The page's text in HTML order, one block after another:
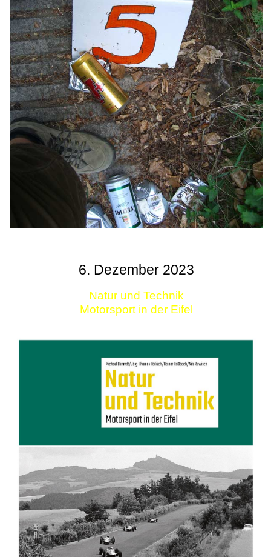
6. Dezember 2023
Natur und Technik
Motorsport in der Eifel